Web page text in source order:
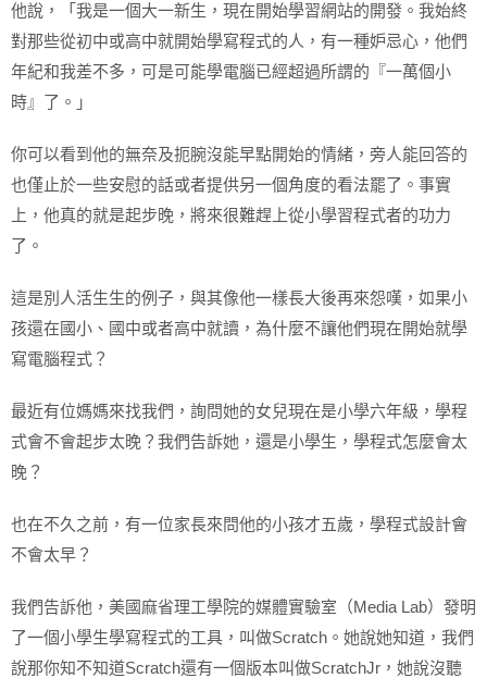
他說，「我是一個大一新生，現在開始學習網站的開發。我始終
對那些從初中或高中就開始學寫程式的人，有一種妒忌心，他們
年紀和我差不多，可是可能學電腦已經超過所謂的『一萬個小
時』了。」
你可以看到他的無奈及扼腕沒能早點開始的情緒，旁人能回答的
也僅止於一些安慰的話或者提供另一個角度的看法罷了。事實
上，他真的就是起步晚，將來很難趕上從小學習程式者的功力
了。
這是別人活生生的例子，與其像他一樣長大後再來怨嘆，如果小
孩還在國小、國中或者高中就讀，為什麼不讓他們現在開始就學
寫電腦程式？
最近有位媽媽來找我們，詢問她的女兒現在是小學六年級，學程
式會不會起步太晚？我們告訴她，還是小學生，學程式怎麼會太
晚？
也在不久之前，有一位家長來問他的小孩才五歲，學程式設計會
不會太早？
我們告訴他，美國麻省理工學院的媒體實驗室（Media Lab）發明
了一個小學生學寫程式的工具，叫做Scratch。她說她知道，我們
說那你知不知道Scratch還有一個版本叫做ScratchJr，她說沒聽